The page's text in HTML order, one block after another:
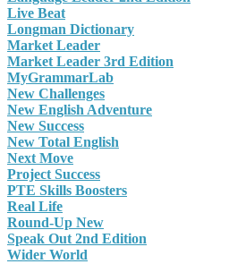
Live Beat
Longman Dictionary
Market Leader
Market Leader 3rd Edition
MyGrammarLab
New Challenges
New English Adventure
New Success
New Total English
Next Move
Project Success
PTE Skills Boosters
Real Life
Round-Up New
Speak Out 2nd Edition
Wider World